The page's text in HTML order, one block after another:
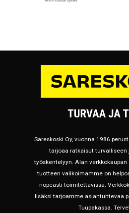
Sareskoski Oy, vuonna 1986
tarjoaa ratkaisut turvalliseen
työskentelyyn. Alan
tuotteen valikoimamme on
nopeasti toimitettavissa.
lisäksi tarjoamme asiantuntevaa
Tuupakassa.